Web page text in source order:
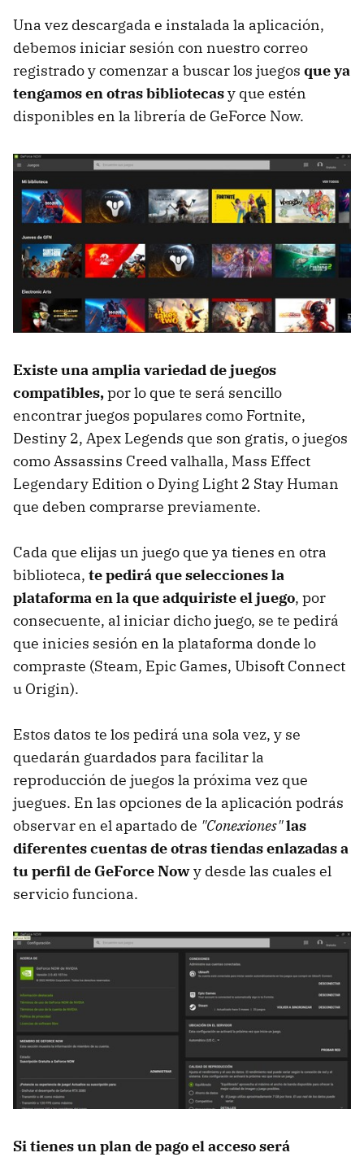
Una vez descargada e instalada la aplicación,
debemos iniciar sesión con nuestro correo
registrado y comenzar a buscar los juegos que ya
tengamos en otras bibliotecasy que estén
disponibles en la librería de GeForce Now.
Existe una amplia variedad de juegos
compatibles,por lo que te será sencillo
encontrar juegos populares como Fortnite,
Destiny 2, Apex Legends que son gratis, o juegos
como Assassins Creed valhalla, Mass Effect
Legendary Edition o Dying Light 2 Stay Human
que deben comprarse previamente.
Cada que elijas un juego que ya tienes en otra
biblioteca, te pedirá que selecciones la
plataforma en la que adquiriste el juego, por
consecuente, al iniciar dicho juego, se te pedirá
que inicies sesión en la plataforma donde lo
compraste (Steam, Epic Games, Ubisoft Connect
u Origin).
Estos datos te los pedirá una sola vez, y se
quedarán guardados para facilitar la
reproducción de juegos la próxima vez que
juegues. En las opciones de la aplicación podrás
observar en el apartado de "Conexiones"las
diferentes cuentas de otras tiendas enlazadas a
tu perfilde GeForce Nowy desde las cuales el
servicio funciona.
Si tienes un plan de pago el acceso será